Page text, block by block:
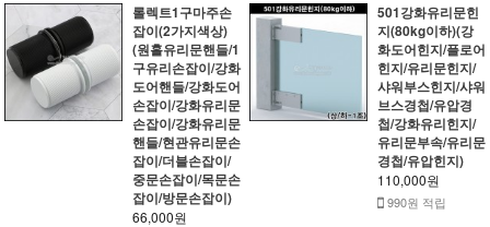
롤렉트1구마주손
잡이(2가지색상)
(원홀유리문핸들/1
구유리손잡이/강화
도어핸들/강화도어
손잡이/강화유리문
손잡이/강화유리문
핸들/현관유리문손
잡이/더블손잡이/
중문손잡이/목문손
잡이/방문손잡이)
66,000원
501강화유리문힌
지(80kg이하)(강
화도어힌지/플로어
힌지/유리문힌지/
샤워부스힌지/샤워
브스경첩/유압경
첩/강화유리힌지/
유리문부속/유리문
경첩/유압힌지)
110,000원
990원 적립